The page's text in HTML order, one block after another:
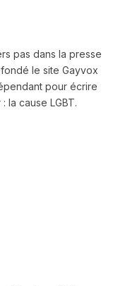
pas dans la presse
le site Gayvox
pour écrire
la cause LGBT.